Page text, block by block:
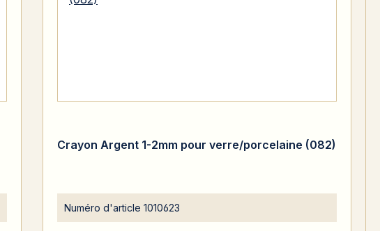
Crayon Argent 1-2mm pour verre/porcelaine (082)
Numéro d'article 1010623